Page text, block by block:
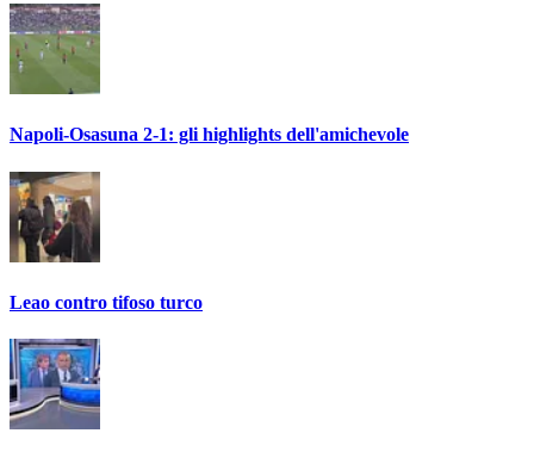
Napoli-Osasuna 2-1: gli highlights dell'amichevole
Leao contro tifoso turco